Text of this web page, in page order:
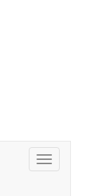
Toggle
navigation